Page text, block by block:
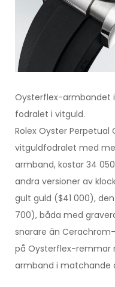
Oysterflex-armbandet
fodralet i vitguld.
Rolex Oyster
vitguldfodralet med
armband, kostar 34
andra versioner av
gult guld ($41 000),
700), båda med
snarare än
på Oysterflex-remmar
armband i matchande